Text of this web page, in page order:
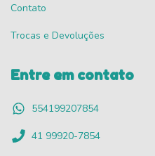
Contato
Trocas e Devoluções
Entre em contato
554199207854
41 99920-7854